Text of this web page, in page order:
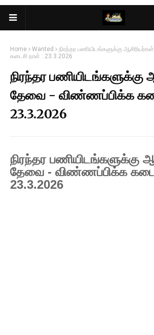
Home Wanted
நிரந்தர பணியிடங்களுக்கு
கடைசி நாள் : 23.3.2026
நிரந்தர பணியிடங்களுக்கு
தேவை - விண்ணப்பிக்க
23.3.2026
நிரந்தர பணியிடங்களுக்கு
தேவை - விண்ணப்பிக்க
23.3.2026